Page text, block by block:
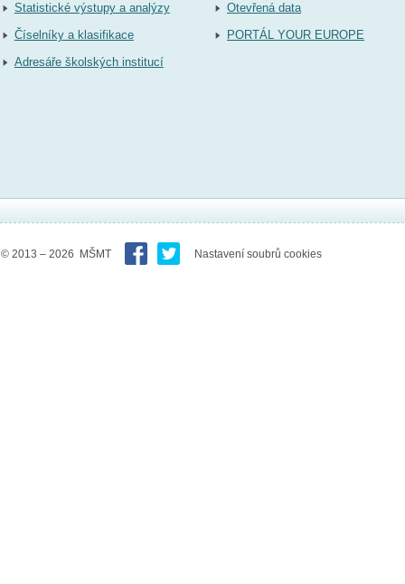
Statistické výstupy a analýzy
Číselníky a klasifikace
Adresáře školských institucí
Otevřená data
PORTÁL YOUR EUROPE
© 2013 – 2026 MŠMT Nastavení soubrů cookies